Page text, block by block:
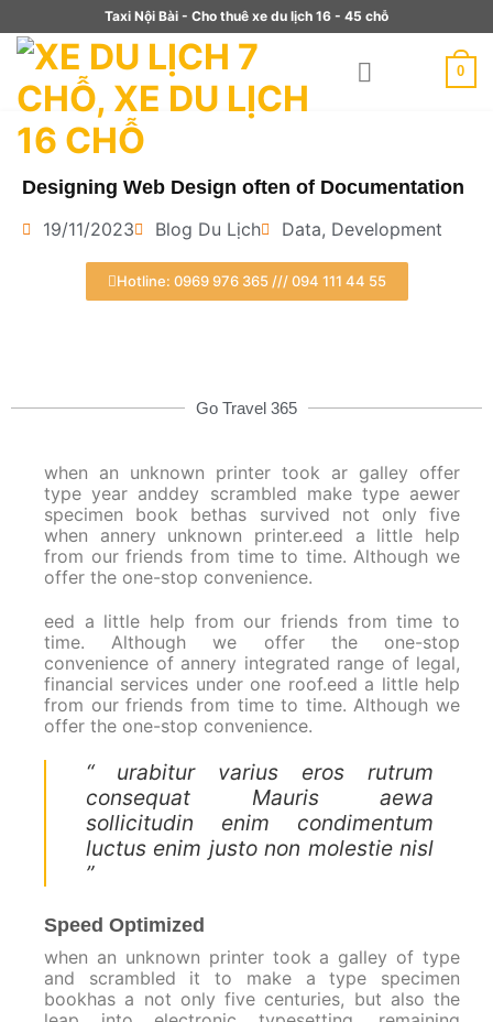
Taxi Nội Bài - Cho thuê xe du lịch 16 - 45 chỗ
0
Designing Web Design often of Documentation
19/11/2023
Blog Du Lịch Data, Development
Hotline: 0969 976 365 /// 094 111 44 55
Go Travel 365
when an unknown printer took ar galley offer
type year anddey scrambled make type aewer
specimen book bethas survived not only five
when annery unknown printer.eed a little help
from our friends from time to time. Although we
offer the one-stop convenience.
eed a little help from our friends from time to
time. Although we offer the one-stop
convenience of annery integrated range of legal,
financial services under one roof.eed a little help
from our friends from time to time. Although we
offer the one-stop convenience.
“ urabitur varius eros rutrum
consequat Mauris aewa
sollicitudin enim condimentum
luctus enim justo non molestie nisl
”
Speed Optimized
when an unknown printer took a galley of type
and scrambled it to make a type specimen
bookhas a not only five centuries, but also the